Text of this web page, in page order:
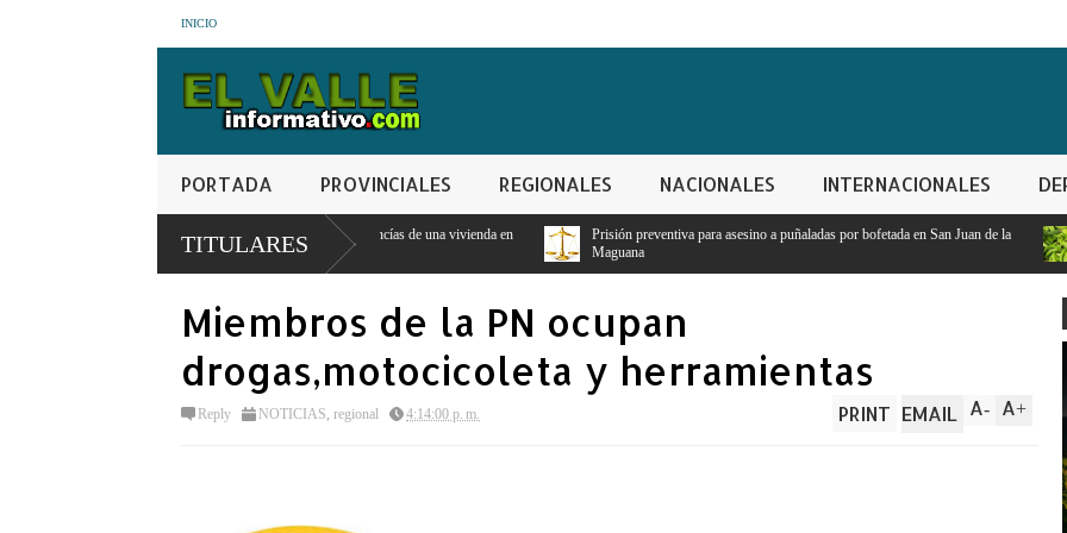
INICIO
PORTADA PROVINCIALES REGIONALES NACIONALES INTERNACIONALES
TITULARES
en robo de RD$15 mil y mercancías de una vivienda en
Prisión preventiva para asesino a puñaladas por bofetada en San Juan de la
Crisis agrícola en Juancho:
Miembros de la PN ocupan
drogas,motocicoleta y herramientas
Reply NOTICIAS, regional 4:14:00 p. m. A+
A-
PRINT EMAIL